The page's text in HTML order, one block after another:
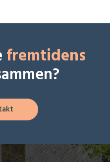
fremtidens